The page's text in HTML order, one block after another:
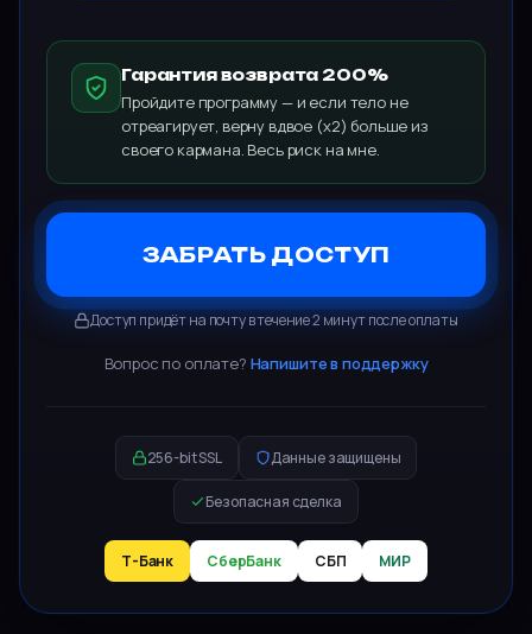
Гарантия возврата 200%
Пройдите программу — и если тело не
отреагирует, верну вдвое (х2) больше из
своего кармана. Весь риск на мне.
ЗАБРАТЬ ДОСТУП
Доступ придёт на почту в течение 2 минут после оплаты
Вопрос по оплате? Напишите в поддержку
256-bit SSL Данные защищены
Безопасная сделка
Т-Банк СберБанк СБП МИР